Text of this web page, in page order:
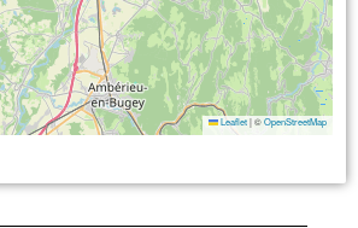
Leaflet |©OpenStreetMap